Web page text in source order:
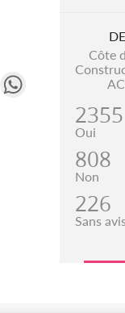
MessengerWhatsApp
Côte
2355
Oui
808
Non
226
Sans